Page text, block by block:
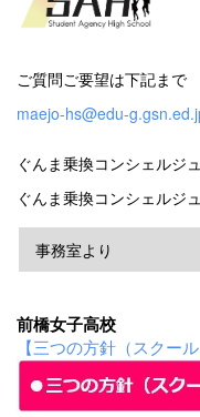
ご質問ご要望は下記まで
maejo-hs@edu-
ぐんま乗換コンシェルジュ
ぐんま乗換コンシェルジ
事務室より
前橋女子高校
【三つの方針（スクー